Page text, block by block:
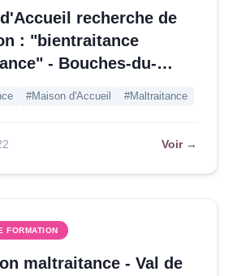
recherche de
: "bientraitance
- Bouches-du-
#Maison d'Accueil #Maltraitance
Voir →
FORMATION
maltraitance - Val de